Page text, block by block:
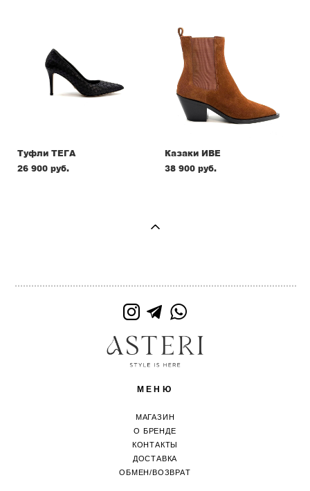
Туфли ТЕГА
26 900 pуб.
Казаки ИВЕ
38 900 pуб.
МЕНЮ
МАГАЗИН
О БРЕНДЕ
КОНТАКТЫ
ДОСТАВКА
ОБМЕН/ВОЗВРАТ